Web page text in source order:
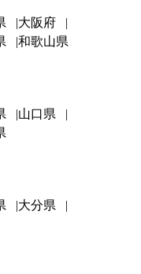
大阪府
和歌山県
山口県
大分県